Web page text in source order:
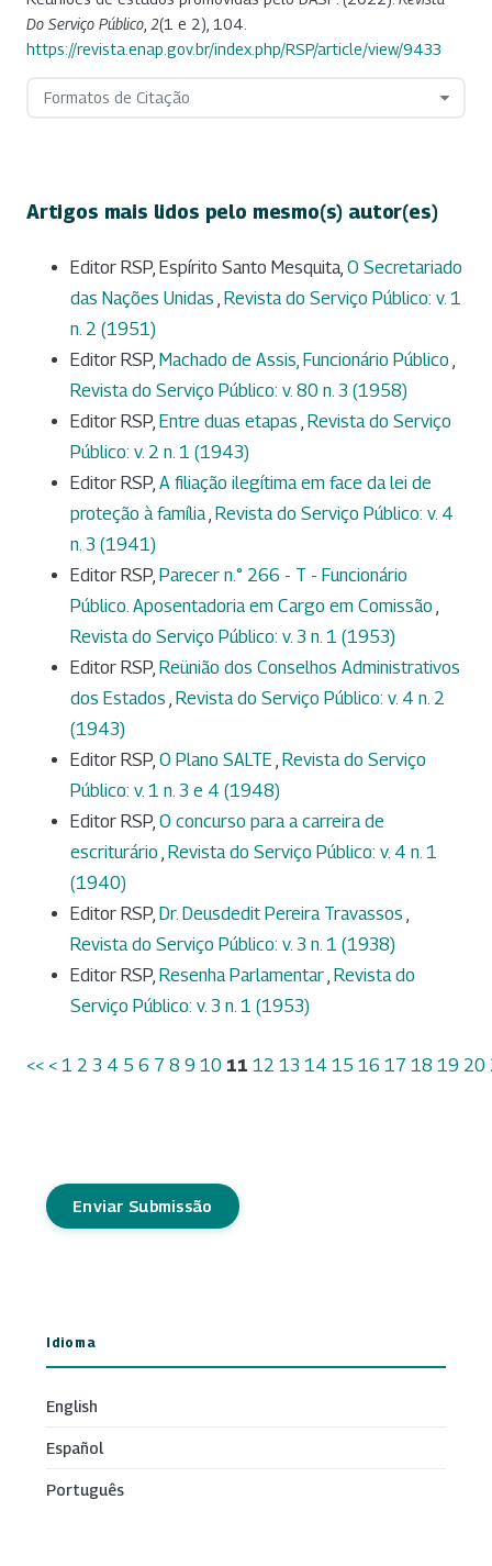
Do Serviço Público 2(1 e 2), 104.
https://revista.enap.gov.br/index.php/RSP/article/view/9433
Formatos de Citação
Artigos mais lidos pelo mesmo(s) autor(es)
Editor RSP, Espírito Santo Mesquita, O Secretariado
das Nações Unidas , Revista do Serviço Público: v. 1
n. 2 (1951)
Editor RSP, Machado de Assis, Funcionário Público ,
Revista do Serviço Público: v. 80 n. 3 (1958)
Editor RSP, Entre duas etapas , Revista do Serviço
Público: v. 2 n. 1 (1943)
Editor RSP, A filiação ilegítima em face da lei de
proteção à família, Revista do Serviço Público: v. 4
n. 3 (1941)
Editor RSP, Parecer n.° 266 - T - Funcionário
Público. Aposentadoria em Cargo em Comissão ,
Revista do Serviço Público: v. 3 n. 1 (1953)
Editor RSP, Reünião dos Conselhos Administrativos
dos Estados , Revista do Serviço Público: v. 4 n. 2
(1943)
Editor RSP, O Plano SALTE , Revista do Serviço
Público: v. 1 n. 3 e 4 (1948)
Editor RSP, O concurso para a carreira de
escriturário , Revista do Serviço Público: v. 4 n. 1
(1940)
Editor RSP, Dr. Deusdedit Pereira Travassos ,
Revista do Serviço Público: v. 3 n. 1 (1938)
Editor RSP, Resenha Parlamentar, Revista do
Serviço Público: v. 3 n. 1 (1953)
<< < 1 2 3 4 5 6 7 8 9 10 11 12 13 14 15 16 17 18 19 20
Enviar Submissão
Idioma
English
Español
Português